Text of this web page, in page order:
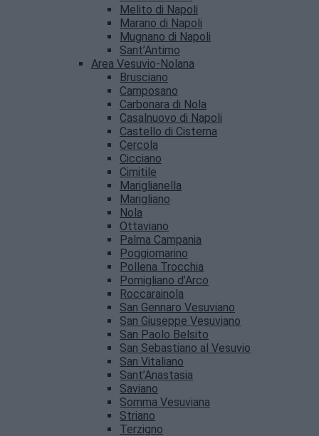
Melito di Napoli
Marano di Napoli
Mugnano di Napoli
Sant’Antimo
Area Vesuvio-Nolana
Brusciano
Camposano
Carbonara di Nola
Casalnuovo di Napoli
Castello di Cisterna
Cercola
Cicciano
Cimitile
Mariglianella
Marigliano
Nola
Ottaviano
Palma Campania
Poggiomarino
Pollena Trocchia
Pomigliano d’Arco
Roccarainola
San Gennaro Vesuviano
San Giuseppe Vesuviano
San Paolo Belsito
San Sebastiano al Vesuvio
San Vitaliano
Sant’Anastasia
Saviano
Somma Vesuviana
Striano
Terzigno